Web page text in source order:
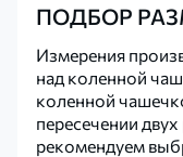
ПОДБОР
Измерения
над коленной
коленной
пересечении
рекомендуем